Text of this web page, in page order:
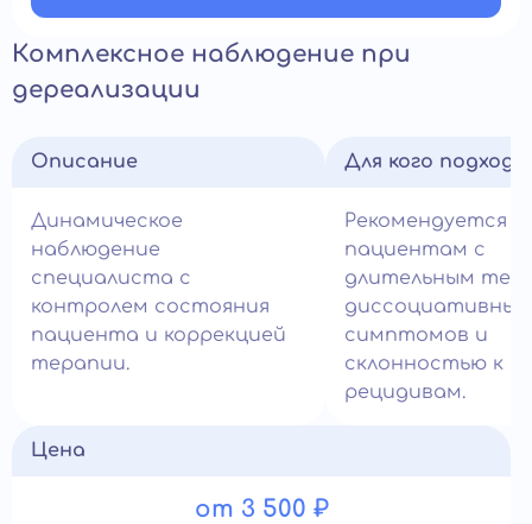
Комплексное наблюдение при
дереализации
Описание
Динамическое
наблюдение
специалиста с
контролем состояния
пациента и коррекцией
терапии.
Для кого
Рекомендуется
пациентам с
длительным
диссоциативных
симптомов и
склонностью к
рецидивам.
Цена
от 3 500 ₽